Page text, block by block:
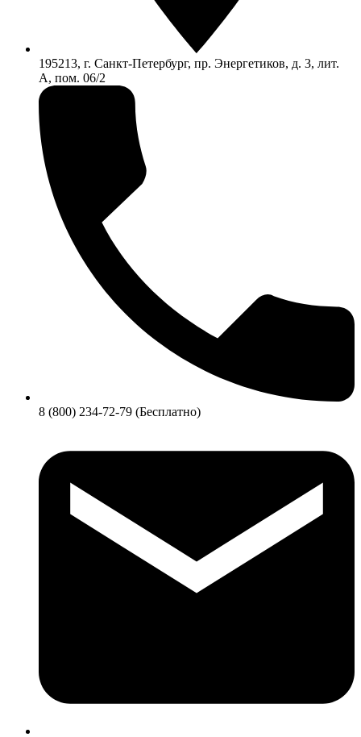
195213, г. Санкт-Петербург, пр. Энергетиков, д. 3, лит.
А, пом. 06/2
8 (800) 234-72-79 (Бесплатно)